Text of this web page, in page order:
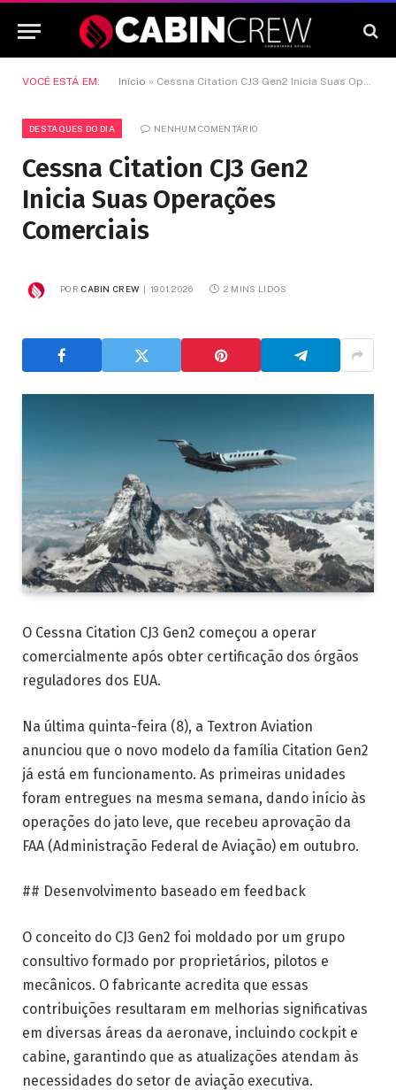
VOCÊ ESTÁ EM: Início » Cessna Citation CJ3 Gen2 Inicia Suas Operações Comerciais
DESTAQUES DO DIA NENHUM COMENTÁRIO
Cessna Citation CJ3 Gen2
Inicia Suas Operações
Comerciais
POR CABIN CREW 19.01.2026 2 MINS LIDOS
O Cessna Citation CJ3 Gen2 começou a operar
comercialmente após obter certificação dos órgãos
reguladores dos EUA.
Na última quinta-feira (8), a Textron Aviation
anunciou que o novo modelo da família Citation Gen2
já está em funcionamento. As primeiras unidades
foram entregues na mesma semana, dando início às
operações do jato leve, que recebeu aprovação da
FAA (Administração Federal de Aviação) em outubro.
## Desenvolvimento baseado em feedback
O conceito do CJ3 Gen2 foi moldado por um grupo
consultivo formado por proprietários, pilotos e
mecânicos. O fabricante acredita que essas
contribuições resultaram em melhorias significativas
em diversas áreas da aeronave, incluindo cockpit e
cabine, garantindo que as atualizações atendam às
necessidades do setor de aviação executiva.